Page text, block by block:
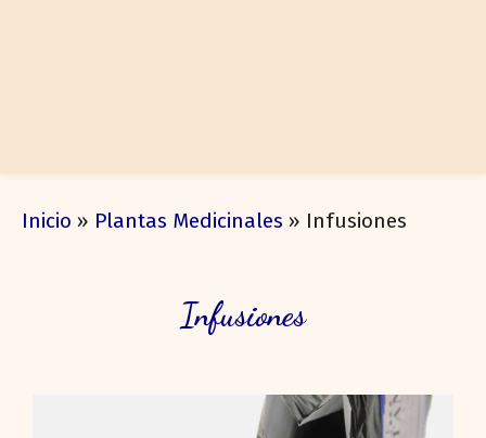
Inicio » Plantas Medicinales » Infusiones
Infusiones